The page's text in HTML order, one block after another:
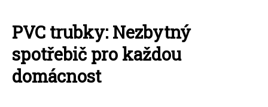
PVC trubky: Nezbytný
spotřebič pro každou
domácnost